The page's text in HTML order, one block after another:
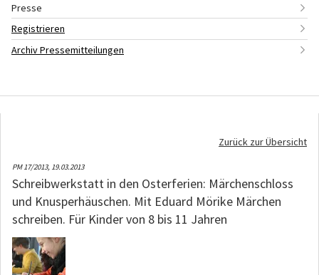
Presse
Registrieren
Archiv Pressemitteilungen
Zurück zur Übersicht
PM 17/2013, 19.03.2013
Schreibwerkstatt in den Osterferien: Märchenschloss
und Knusperhäuschen. Mit Eduard Mörike Märchen
schreiben. Für Kinder von 8 bis 11 Jahren